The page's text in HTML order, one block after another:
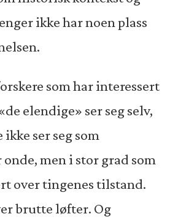
ikke har noen plass
som har interessert
elendige» ser seg selv,
ser seg som
men i stor grad som
over tingenes tilstand.
brutte løfter. Og